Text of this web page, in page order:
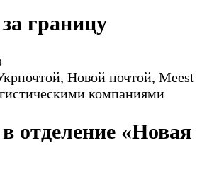
границу
Новой почтой, Meest
компаниями
отделение «Новая